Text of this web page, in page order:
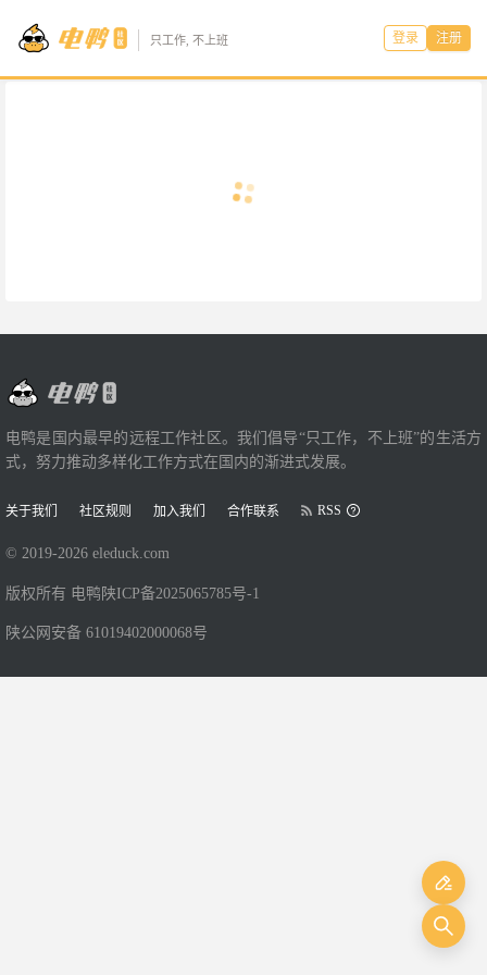
只工作, 不上班 登录 注册
电鸭是国内最早的远程工作社区。我们倡导“只工作，不上班”的生活方
式，努力推动多样化工作方式在国内的渐进式发展。
关于我们 社区规则 加入我们 合作联系 RSS
© 2019-2026 eleduck.com
版权所有 电鸭 陕ICP备2025065785号-1
陕公网安备 61019402000068号